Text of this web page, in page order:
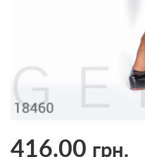
416.00 грн.